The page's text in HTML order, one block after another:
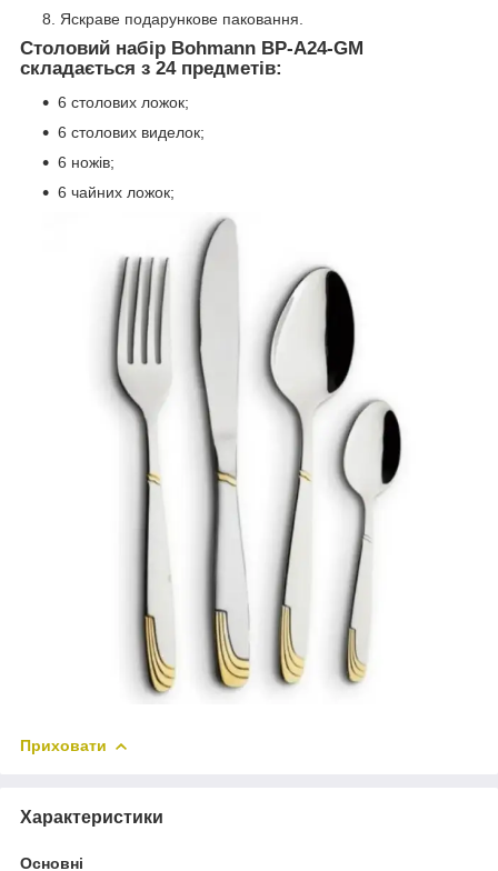
Яскраве подарункове паковання.
Столовий набір Bohmann BP-A24-GM
складається з 24 предметів:
6 столових ложок;
6 столових виделок;
6 ножів;
6 чайних ложок;
Приховати
Характеристики
Основні